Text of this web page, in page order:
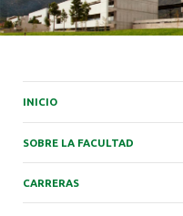
INICIO
SOBRE LA FACULTAD
CARRERAS